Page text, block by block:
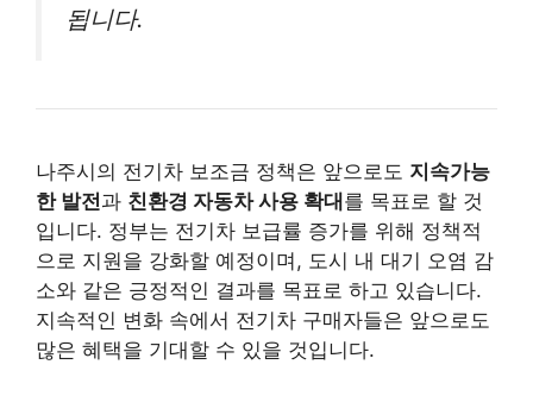
됩니다.
나주시의 전기차 보조금 정책은 앞으로도 지속가능
한 발전과 친환경 자동차 사용 확대 를 목표로 할 것
입니다. 정부는 전기차 보급률 증가를 위해 정책적
으로 지원을 강화할 예정이며, 도시 내 대기 오염 감
소와 같은 긍정적인 결과를 목표로 하고 있습니다.
지속적인 변화 속에서 전기차 구매자들은 앞으로도
많은 혜택을 기대할 수 있을 것입니다.